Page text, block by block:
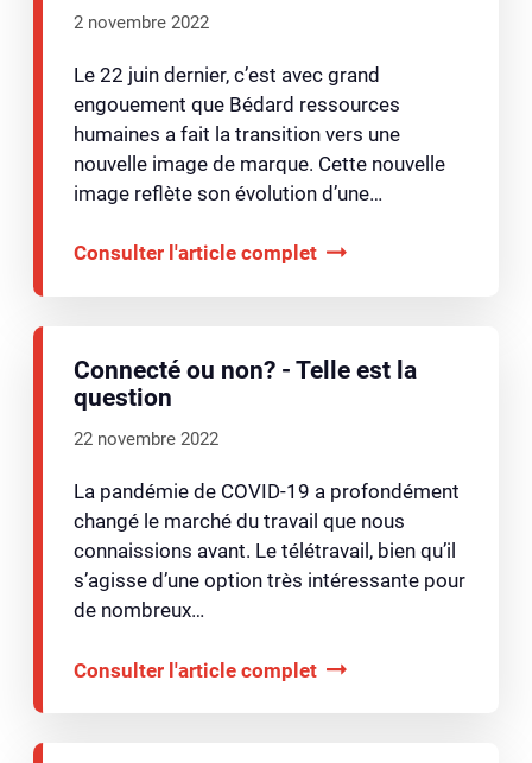
2 novembre 2022
Le 22 juin dernier, c’est avec grand
engouement que Bédard ressources
humaines a fait la transition vers une
nouvelle image de marque. Cette nouvelle
image reflète son évolution d’une…
Consulter l'article complet
Connecté ou non? - Telle est la
question
22 novembre 2022
La pandémie de COVID-19 a profondément
changé le marché du travail que nous
connaissions avant. Le télétravail, bien qu’il
s’agisse d’une option très intéressante pour
de nombreux…
Consulter l'article complet